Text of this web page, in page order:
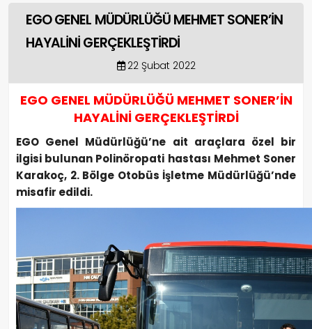
EGO GENEL MÜDÜRLÜĞÜ MEHMET SONER’İN
HAYALİNİ GERÇEKLEŞTİRDİ
22 Şubat 2022
EGO GENEL MÜDÜRLÜĞÜ MEHMET SONER’İN
HAYALİNİ GERÇEKLEŞTİRDİ
EGO Genel Müdürlüğü’ne ait araçlara özel bir
ilgisi bulunan Polinöropati hastası Mehmet Soner
Karakoç, 2. Bölge Otobüs İşletme Müdürlüğü’nde
misafir edildi.